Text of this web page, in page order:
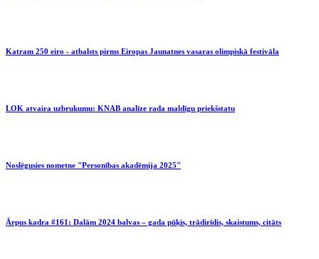
Katram 250 eiro - atbalsts pirms Eiropas Jaunatnes vasaras olimpiskā festivāla
LOK atvaira uzbrukumu: KNAB analīze rada maldīgu priekšstatu
Noslēgusies nometne "Personības akadēmija 2025"
Ārpus kadra #161: Dalām 2024 balvas – gada pūķis, trādirīdis, skaistums, citāts